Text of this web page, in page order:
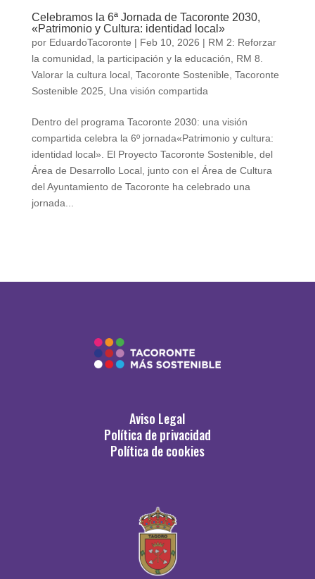
Celebramos la 6ª Jornada de Tacoronte 2030,
«Patrimonio y Cultura: identidad local»
por EduardoTacoronte | Feb 10, 2026 | RM 2: Reforzar
la comunidad, la participación y la educación
RM 8.
Valorar la cultura local, Tacoronte Sostenible Tacoronte
Sostenible 2025
Una visión compartida
Dentro del programa Tacoronte 2030: una visión
compartida celebra la 6º jornada«Patrimonio y cultura:
identidad local». El Proyecto Tacoronte Sostenible, del
Área de Desarrollo Local, junto con el Área de Cultura
del Ayuntamiento de Tacoronte ha celebrado una
jornada...
Aviso Legal
Política de privacidad
Política de cookies